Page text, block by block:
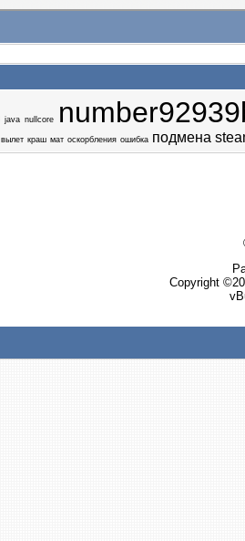
java nullcore
вылет краш мат оскорбления ошибка подмена
Copyright